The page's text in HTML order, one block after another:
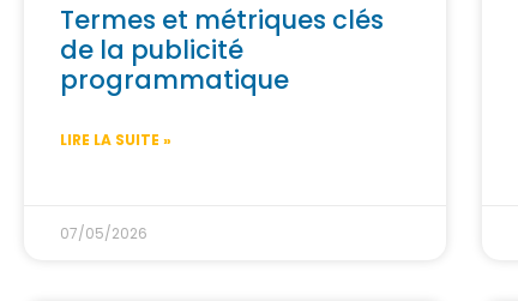
Termes et métriques clés
de la publicité
programmatique
LIRE LA SUITE »
07/05/2026